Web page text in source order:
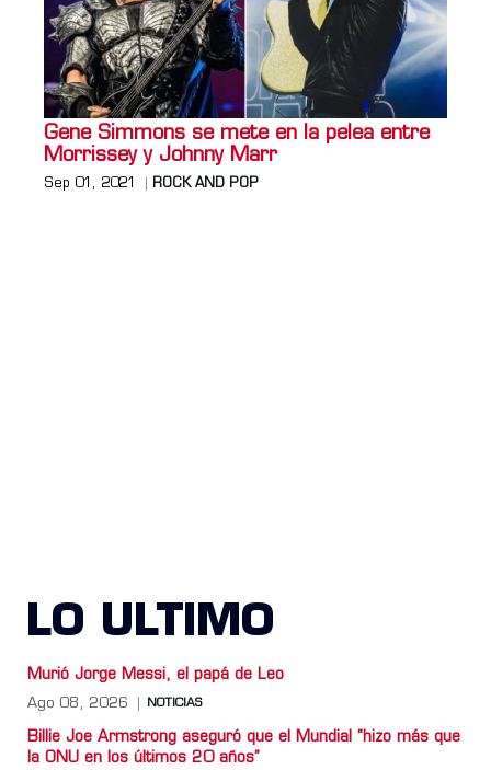
Gene Simmons se mete en la pelea entre
Morrissey y Johnny Marr
Sep 01, 2021 ROCK AND POP
LO ULTIMO
Murió Jorge Messi, el papá de Leo
Ago 08, 2026 NOTICIAS
Billie Joe Armstrong aseguró que el Mundial “hizo más que
la ONU en los últimos 20 años”